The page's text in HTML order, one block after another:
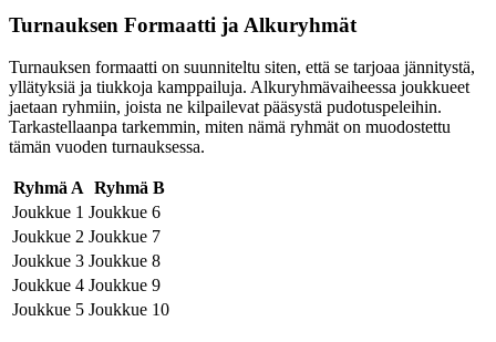
Turnauksen Formaatti ja Alkuryhmät
Turnauksen formaatti on suunniteltu siten, että se tarjoaa jännitystä,
yllätyksiä ja tiukkoja kamppailuja. Alkuryhmävaiheessa joukkueet
jaetaan ryhmiin, joista ne kilpailevat pääsystä pudotuspeleihin.
Tarkastellaanpa tarkemmin, miten nämä ryhmät on muodostettu
tämän vuoden turnauksessa.
Ryhmä A Ryhmä B
Joukkue 1 Joukkue 6
Joukkue 2 Joukkue 7
Joukkue 3 Joukkue 8
Joukkue 4 Joukkue 9
Joukkue 5 Joukkue 10